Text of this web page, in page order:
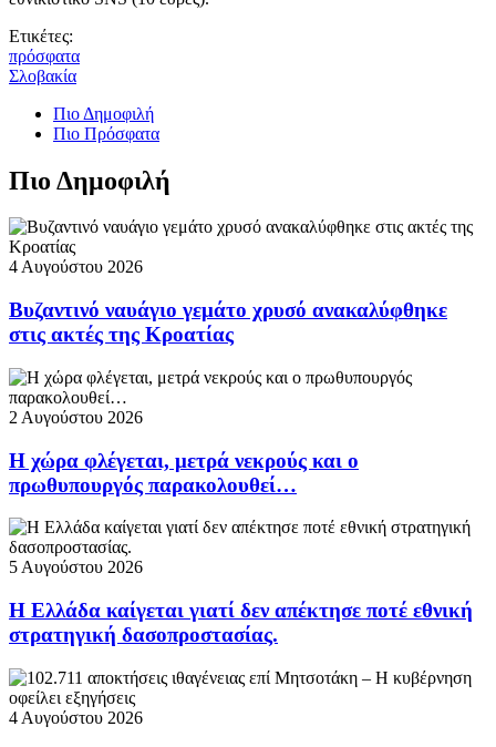
Ετικέτες:
πρόσφατα
Σλοβακία
Πιο Δημοφιλή
Πιο Πρόσφατα
Πιο Δημοφιλή
4 Αυγούστου 2026
Βυζαντινό ναυάγιο γεμάτο χρυσό ανακαλύφθηκε
στις ακτές της Κροατίας
2 Αυγούστου 2026
Η χώρα φλέγεται, μετρά νεκρούς και ο
πρωθυπουργός παρακολουθεί…
5 Αυγούστου 2026
Η Ελλάδα καίγεται γιατί δεν απέκτησε ποτέ εθνική
στρατηγική δασοπροστασίας.
4 Αυγούστου 2026